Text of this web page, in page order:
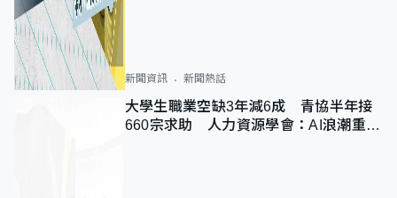
新聞資訊 新聞熱話
大學生職業空缺3年減6成 青協半年接
660宗求助 人力資源學會：AI浪潮重整